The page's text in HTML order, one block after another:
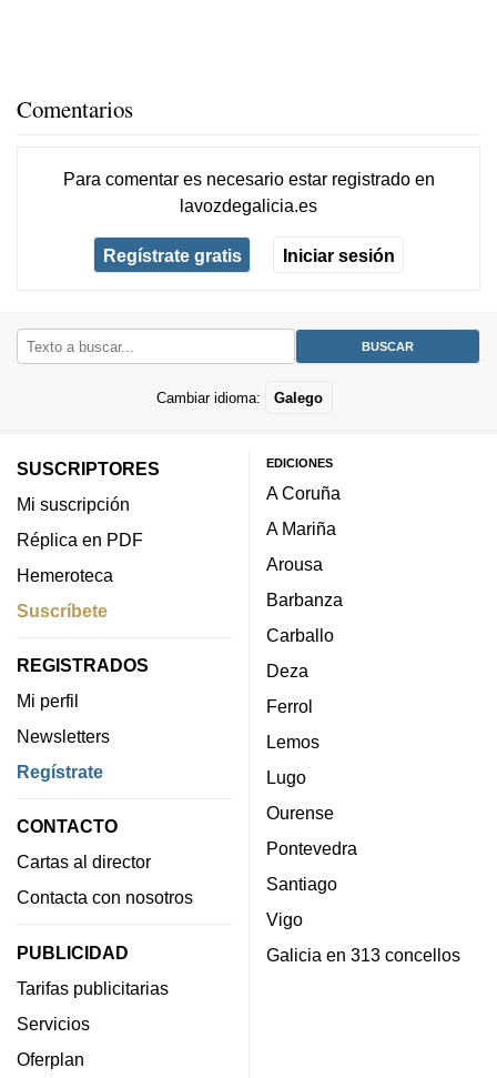
Comentarios
Para comentar es necesario estar registradoen
lavozdegalicia.es
Regístrate gratis Iniciar sesión
Cambiar idioma: Galego
SUSCRIPTORES
Mi suscripción
Réplica en PDF
Hemeroteca
Suscríbete
REGISTRADOS
Mi perfil
Newsletters
Regístrate
CONTACTO
Cartas al director
Contacta con nosotros
PUBLICIDAD
Tarifas publicitarias
Servicios
Oferplan
EDICIONES
A Coruña
A Mariña
Arousa
Barbanza
Carballo
Deza
Ferrol
Lemos
Lugo
Ourense
Pontevedra
Santiago
Vigo
Galicia en 313 concellos